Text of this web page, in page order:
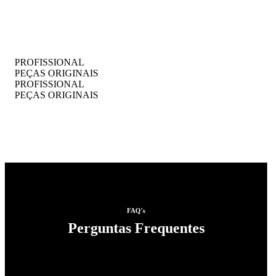
PROFISSIONAL
PEÇAS ORIGINAIS
PROFISSIONAL
PEÇAS ORIGINAIS
FAQ's
Perguntas Frequentes